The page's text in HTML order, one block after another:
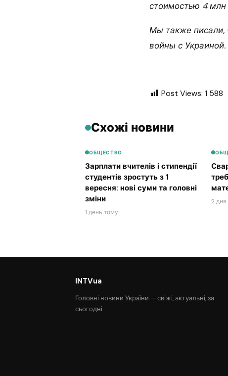
стоимостью 4 млн
Мы также писали,
войны с Украиной.
Post Views: 1 588
Схожі новини
ОБЩЕСТВО
Зарплати вчителів і стипендії
студентів зростуть з 1
вересня: нові суми та головні
зміни
1 день тому
2 дня
INTVua
Головні новини України — свіжі, актуальні, за
сьогодні.